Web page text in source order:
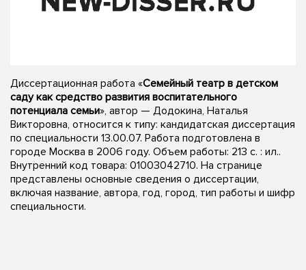
Диссертационная работа «Семейный театр в детском
саду как средство развития воспитательного
потенциала семьи», автор — Додокина, Наталья
Викторовна, относится к типу: кандидатская диссертация
по специальности 13.00.07. Работа подготовлена в
городе Москва в 2006 году. Объем работы: 213 с. : ил..
Внутренний код товара: 01003042710. На странице
представлены основные сведения о диссертации,
включая название, автора, год, город, тип работы и шифр
специальности.